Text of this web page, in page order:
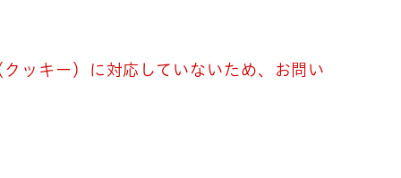
ッキー）に対応していないため、お問い